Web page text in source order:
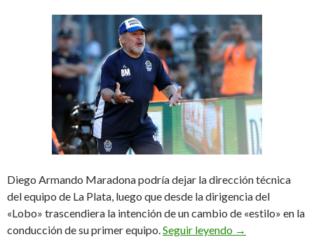
Diego Armando Maradona podría dejar la dirección técnica
del equipo de La Plata, luego que desde la dirigencia del
«Lobo» trascendiera la intención de un cambio de «estilo» en la
conducción de su primer equipo.Seguir leyendo ¿Fin del
→